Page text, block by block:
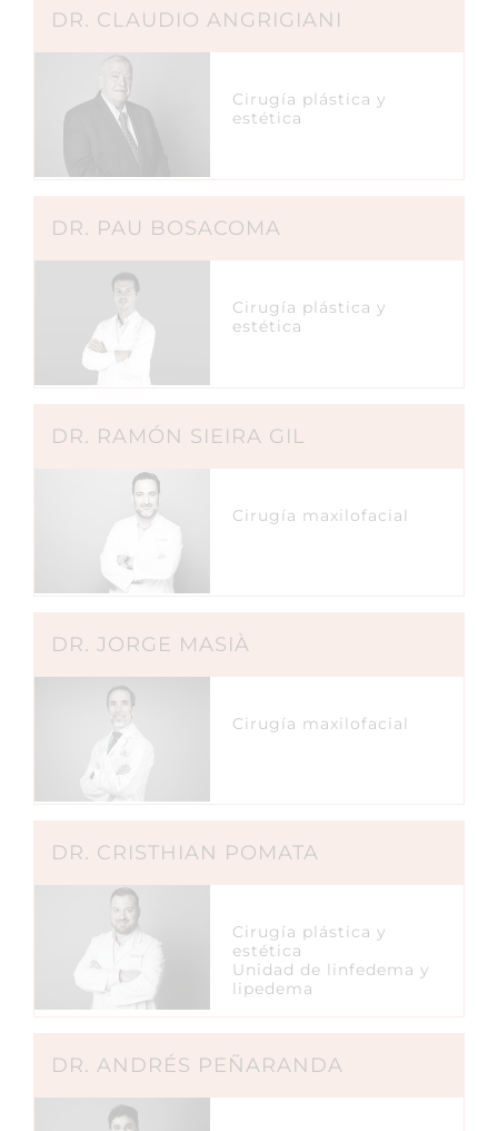
DR. CLAUDIO ANGRIGIANI
Cirugía plástica y
estética
DR. PAU BOSACOMA
Cirugía plástica y
estética
DR. RAMÓN SIEIRA GIL
Cirugía maxilofacial
DR. JORGE MASIÀ
Cirugía maxilofacial
DR. CRISTHIAN POMATA
Cirugía plástica y
estética
Unidad de linfedema y
lipedema
DR. ANDRÉS PEÑARANDA